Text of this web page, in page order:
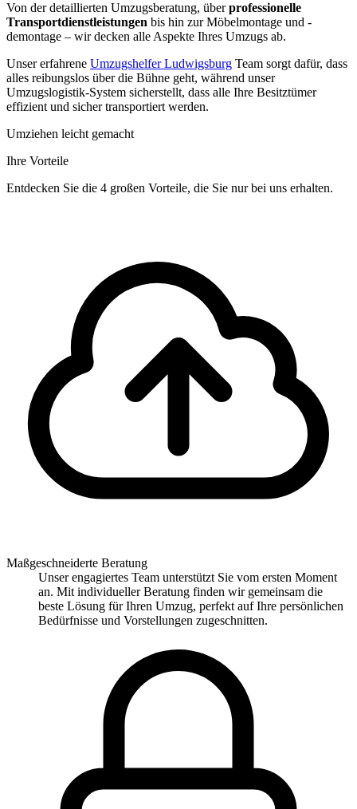
Von der detaillierten Umzugsberatung, überprofessionelle
Transportdienstleistungen bis hin zur Möbelmontage und -
demontage – wir decken alle Aspekte Ihres Umzugs ab.
Unser erfahrene Umzugshelfer Ludwigsburg Team sorgt dafür, dass
alles reibungslos über die Bühne geht, während unser
Umzugslogistik-System sicherstellt, dass alle Ihre Besitztümer
effizient und sicher transportiert werden.
Umziehen leicht gemacht
Ihre Vorteile
Entdecken Sie die 4 großen Vorteile, die Sie nur bei uns erhalten.
Maßgeschneiderte Beratung
Unser engagiertes Team unterstützt Sie vom ersten Moment
an. Mit individueller Beratung finden wir gemeinsam die
beste Lösung für Ihren Umzug, perfekt auf Ihre persönlichen
Bedürfnisse und Vorstellungen zugeschnitten.